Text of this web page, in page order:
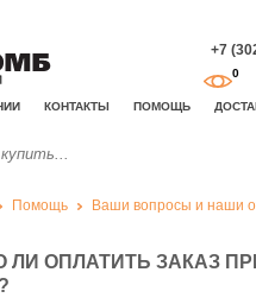
+7
КОНТАКТЫ ПОМОЩЬ
0
Помощь
Ваши вопросы и наши
ЛИ ОПЛАТИТЬ ЗАКАЗ